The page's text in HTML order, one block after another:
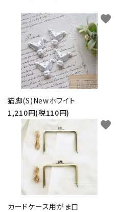
猫脚(S)Newホワイト
1,210円(税110円)
favorite
カードケース用がま口
favorite